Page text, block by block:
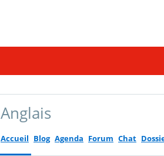
Anglais
Accueil Blog Agenda Forum Chat